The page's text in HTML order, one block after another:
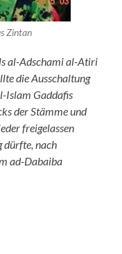
Zintan
al-Adschami al-Atiri
die Ausschaltung
Islam Gaddafis
der Stämme und
freigelassen
dürfte, nach
ad-Dabaiba